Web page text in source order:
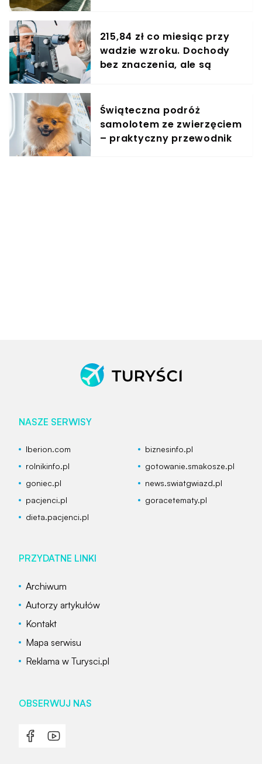
215,84 zł co miesiąc przy
wadzie wzroku. Dochody
bez znaczenia, ale są
Świąteczna podróż
samolotem ze zwierzęciem
– praktyczny przewodnik
NASZE SERWISY
Iberion.com
biznesinfo.pl
rolnikinfo.pl
gotowanie.smakosze.pl
goniec.pl
news.swiatgwiazd.pl
pacjenci.pl
goracetematy.pl
dieta.pacjenci.pl
PRZYDATNE LINKI
Archiwum
Autorzy artykułów
Kontakt
Mapa serwisu
Reklama w Turysci.pl
OBSERWUJ NAS